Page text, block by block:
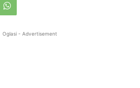
Oglasi - Advertisement